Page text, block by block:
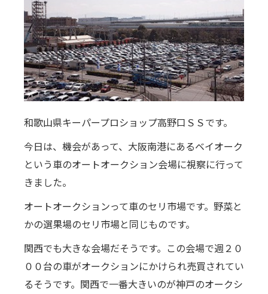
和歌山県キーパープロショップ高野口ＳＳです。
今日は、機会があって、大阪南港にあるベイオーク
という車のオートオークション会場に視察に行って
きました。
オートオークションって車のセリ市場です。野菜と
かの選果場のセリ市場と同じものです。
関西でも大きな会場だそうです。この会場で週２０
００台の車がオークションにかけられ売買されてい
るそうです。関西で一番大きいのが神戸のオークシ